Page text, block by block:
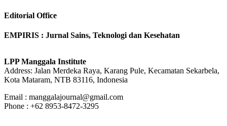
Editorial Office
EMPIRIS : Jurnal Sains, Teknologi dan Kesehatan
LPP Manggala Institute
Address: Jalan Merdeka Raya, Karang Pule, Kecamatan Sekarbela,
Kota Mataram, NTB 83116, Indonesia
Email : manggalajournal@gmail.com
Phone : +62 8953-8472-3295